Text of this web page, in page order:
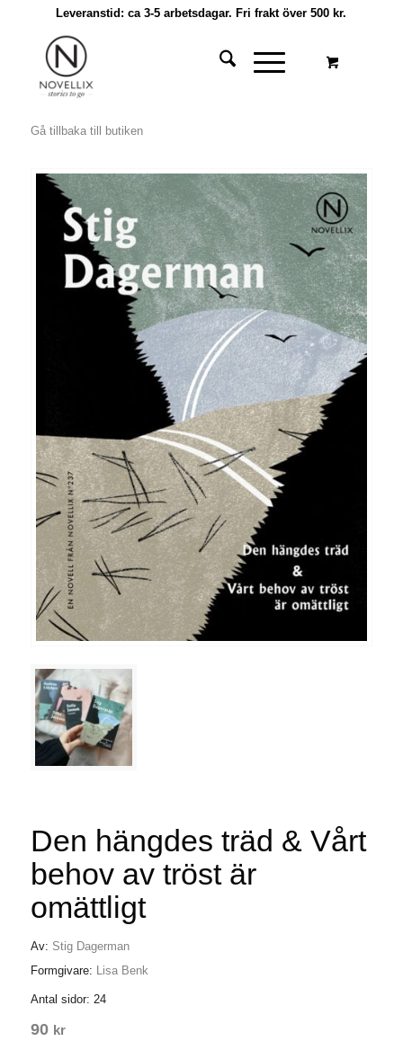
Leveranstid: ca 3-5 arbetsdagar. Fri frakt över 500 kr.
Gå tillbaka till butiken
Den hängdes träd & Vårt
behov av tröst är
omättligt
Av: Stig Dagerman
Formgivare: Lisa Benk
Antal sidor: 24
90 kr